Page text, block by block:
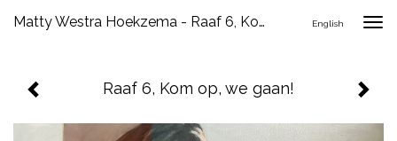
Matty Westra Hoekzema - Raaf 6, Kom Op, We Gaan! English
Raaf 6, Kom op, we gaan!